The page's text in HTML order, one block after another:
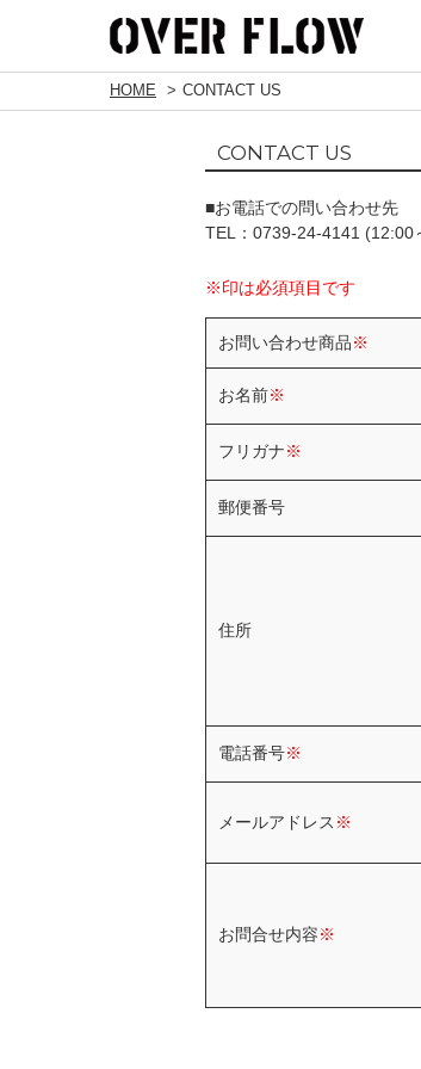
HOME CONTACT US
CONTACT US
■お電話での問い合わせ先
TEL：0739-24-4141
※印は必須項目です
お問い合わせ商品※
お名前※
フリガナ※
郵便番号
住所
電話番号※
メールアドレス ※
お問合せ内容※